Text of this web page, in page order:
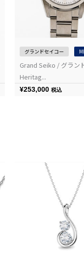
グランドセイコー
Grand Seiko / グラン
Heritag...
¥253,000 税込